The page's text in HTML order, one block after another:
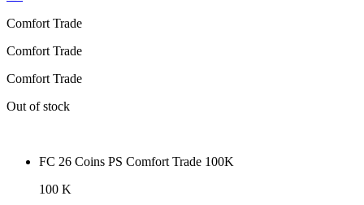
Comfort Trade
Comfort Trade
Comfort Trade
Out of stock
FC 26 Coins PS Comfort Trade 100K
100 K